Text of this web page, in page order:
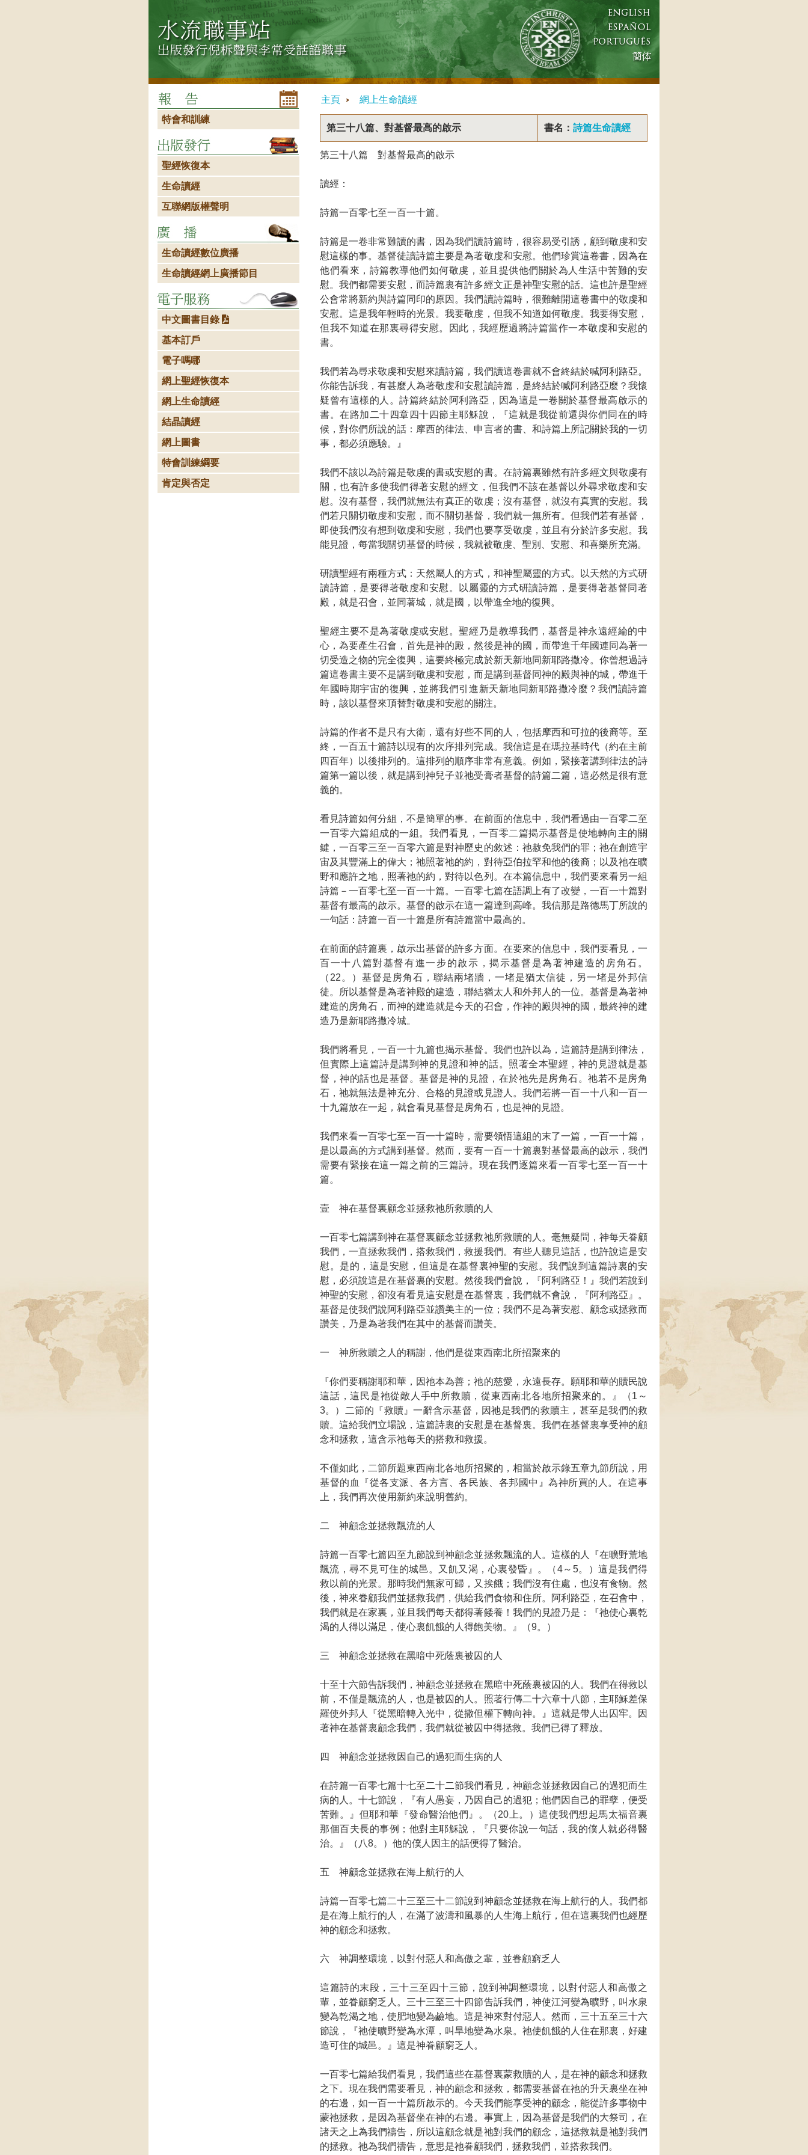
主頁 網上生命讀經
第三十八篇、對基督最高的啟示 書名： 詩篇生命讀經
第三十八篇 對基督最高的啟示
讀經：
詩篇一百零七至一百一十篇。
詩篇是一卷非常難讀的書，因為我們讀詩篇時，很容易受引誘，顧到敬虔和安
慰這樣的事。基督徒讀詩篇主要是為著敬虔和安慰。他們珍賞這卷書，因為在
他們看來，詩篇教導他們如何敬虔，並且提供他們關於為人生活中苦難的安
慰。我們都需要安慰，而詩篇裏有許多經文正是神聖安慰的話。這也許是聖經
公會常將新約與詩篇同印的原因。我們讀詩篇時，很難離開這卷書中的敬虔和
安慰。這是我年輕時的光景。我要敬虔，但我不知道如何敬虔。我要得安慰，
但我不知道在那裏尋得安慰。因此，我經歷過將詩篇當作一本敬虔和安慰的
書。
我們若為尋求敬虔和安慰來讀詩篇，我們讀這卷書就不會終結於喊阿利路亞。
你能告訴我，有甚麼人為著敬虔和安慰讀詩篇，是終結於喊阿利路亞麼？我懷
疑曾有這樣的人。詩篇終結於阿利路亞，因為這是一卷關於基督最高啟示的
書。在路加二十四章四十四節主耶穌說，『這就是我從前還與你們同在的時
候，對你們所說的話：摩西的律法、申言者的書、和詩篇上所記關於我的一切
事，都必須應驗。』
我們不該以為詩篇是敬虔的書或安慰的書。在詩篇裏雖然有許多經文與敬虔有
關，也有許多使我們得著安慰的經文，但我們不該在基督以外尋求敬虔和安
慰。沒有基督，我們就無法有真正的敬虔；沒有基督，就沒有真實的安慰。我
們若只關切敬虔和安慰，而不關切基督，我們就一無所有。但我們若有基督，
即使我們沒有想到敬虔和安慰，我們也要享受敬虔，並且有分於許多安慰。我
能見證，每當我關切基督的時候，我就被敬虔、聖別、安慰、和喜樂所充滿。
研讀聖經有兩種方式：天然屬人的方式，和神聖屬靈的方式。以天然的方式研
讀詩篇，是要得著敬虔和安慰。以屬靈的方式研讀詩篇，是要得著基督同著
殿，就是召會，並同著城，就是國，以帶進全地的復興。
聖經主要不是為著敬虔或安慰。聖經乃是教導我們，基督是神永遠經綸的中
心，為要產生召會，首先是神的殿，然後是神的國，而帶進千年國連同為著一
切受造之物的完全復興，這要終極完成於新天新地同新耶路撒冷。你曾想過詩
篇這卷書主要不是講到敬虔和安慰，而是講到基督同神的殿與神的城，帶進千
年國時期宇宙的復興，並將我們引進新天新地同新耶路撒冷麼？我們讀詩篇
時，該以基督來頂替對敬虔和安慰的關注。
詩篇的作者不是只有大衛，還有好些不同的人，包括摩西和可拉的後裔等。至
終，一百五十篇詩以現有的次序排列完成。我信這是在瑪拉基時代（約在主前
四百年）以後排列的。這排列的順序非常有意義。例如，緊接著講到律法的詩
篇第一篇以後，就是講到神兒子並祂受膏者基督的詩篇二篇，這必然是很有意
義的。
看見詩篇如何分組，不是簡單的事。在前面的信息中，我們看過由一百零二至
一百零六篇組成的一組。我們看見，一百零二篇揭示基督是使地轉向主的關
鍵，一百零三至一百零六篇是對神歷史的敘述：祂赦免我們的罪；祂在創造宇
宙及其豐滿上的偉大；祂照著祂的約，對待亞伯拉罕和他的後裔；以及祂在曠
野和應許之地，照著祂的約，對待以色列。在本篇信息中，我們要來看另一組
詩篇－一百零七至一百一十篇。一百零七篇在語調上有了改變，一百一十篇對
基督有最高的啟示。基督的啟示在這一篇達到高峰。我信那是路德馬丁所說的
一句話：詩篇一百一十篇是所有詩篇當中最高的。
在前面的詩篇裏，啟示出基督的許多方面。在要來的信息中，我們要看見，一
百一十八篇對基督有進一步的啟示，揭示基督是為著神建造的房角石。
（22。）基督是房角石，聯結兩堵牆，一堵是猶太信徒，另一堵是外邦信
徒。所以基督是為著神殿的建造，聯結猶太人和外邦人的一位。基督是為著神
建造的房角石，而神的建造就是今天的召會，作神的殿與神的國，最終神的建
造乃是新耶路撒冷城。
我們將看見，一百一十九篇也揭示基督。我們也許以為，這篇詩是講到律法，
但實際上這篇詩是講到神的見證和神的話。照著全本聖經，神的見證就是基
督，神的話也是基督。基督是神的見證，在於祂先是房角石。祂若不是房角
石，祂就無法是神充分、合格的見證或見證人。我們若將一百一十八和一百一
十九篇放在一起，就會看見基督是房角石，也是神的見證。
我們來看一百零七至一百一十篇時，需要領悟這組的末了一篇，一百一十篇，
是以最高的方式講到基督。然而，要有一百一十篇裏對基督最高的啟示，我們
需要有緊接在這一篇之前的三篇詩。現在我們逐篇來看一百零七至一百一十
篇。
壹 神在基督裏顧念並拯救祂所救贖的人
一百零七篇講到神在基督裏顧念並拯救祂所救贖的人。毫無疑問，神每天眷顧
我們，一直拯救我們，搭救我們，救援我們。有些人聽見這話，也許說這是安
慰。是的，這是安慰，但這是在基督裏神聖的安慰。我們說到這篇詩裏的安
慰，必須說這是在基督裏的安慰。然後我們會說，『阿利路亞！』我們若說到
神聖的安慰，卻沒有看見這安慰是在基督裏，我們就不會說，『阿利路亞』。
基督是使我們說阿利路亞並讚美主的一位；我們不是為著安慰、顧念或拯救而
讚美，乃是為著我們在其中的基督而讚美。
一 神所救贖之人的稱謝，他們是從東西南北所招聚來的
『你們要稱謝耶和華，因祂本為善；祂的慈愛，永遠長存。願耶和華的贖民說
這話，這民是祂從敵人手中所救贖，從東西南北各地所招聚來的。』（1～
3。）二節的『救贖』一辭含示基督，因祂是我們的救贖主，甚至是我們的救
贖。這給我們立場說，這篇詩裏的安慰是在基督裏。我們在基督裏享受神的顧
念和拯救，這含示祂每天的搭救和救援。
不僅如此，二節所題東西南北各地所招聚的，相當於啟示錄五章九節所說，用
基督的血『從各支派、各方言、各民族、各邦國中』為神所買的人。在這事
上，我們再次使用新約來說明舊約。
二 神顧念並拯救飄流的人
詩篇一百零七篇四至九節說到神顧念並拯救飄流的人。這樣的人『在曠野荒地
飄流，尋不見可住的城邑。又飢又渴，心裏發昏』。（4～5。）這是我們得
救以前的光景。那時我們無家可歸，又挨餓；我們沒有住處，也沒有食物。然
後，神來眷顧我們並拯救我們，供給我們食物和住所。阿利路亞，在召會中，
我們就是在家裏，並且我們每天都得著餧養！我們的見證乃是：『祂使心裏乾
渴的人得以滿足，使心裏飢餓的人得飽美物。』（9。）
三 神顧念並拯救在黑暗中死蔭裏被囚的人
十至十六節告訴我們，神顧念並拯救在黑暗中死蔭裏被囚的人。我們在得救以
前，不僅是飄流的人，也是被囚的人。照著行傳二十六章十八節，主耶穌差保
羅使外邦人『從黑暗轉入光中，從撒但權下轉向神。』這就是帶人出囚牢。因
著神在基督裏顧念我們，我們就從被囚中得拯救。我們已得了釋放。
四 神顧念並拯救因自己的過犯而生病的人
在詩篇一百零七篇十七至二十二節我們看見，神顧念並拯救因自己的過犯而生
病的人。十七節說，『有人愚妄，乃因自己的過犯；他們因自己的罪孽，便受
苦難。』但耶和華『發命醫治他們』。（20上。）這使我們想起馬太福音裏
那個百夫長的事例；他對主耶穌說，『只要你說一句話，我的僕人就必得醫
治。』（八8。）他的僕人因主的話便得了醫治。
五 神顧念並拯救在海上航行的人
詩篇一百零七篇二十三至三十二節說到神顧念並拯救在海上航行的人。我們都
是在海上航行的人，在滿了波濤和風暴的人生海上航行，但在這裏我們也經歷
神的顧念和拯救。
六 神調整環境，以對付惡人和高傲之輩，並眷顧窮乏人
這篇詩的末段，三十三至四十三節，說到神調整環境，以對付惡人和高傲之
輩，並眷顧窮乏人。三十三至三十四節告訴我們，神使江河變為曠野，叫水泉
變為乾渴之地，使肥地變為鹼地。這是神來對付惡人。然而，三十五至三十六
節說，『祂使曠野變為水潭，叫旱地變為水泉。祂使飢餓的人住在那裏，好建
造可住的城邑。』這是神眷顧窮乏人。
一百零七篇給我們看見，我們這些在基督裏蒙救贖的人，是在神的顧念和拯救
之下。現在我們需要看見，神的顧念和拯救，都需要基督在祂的升天裏坐在神
的右邊，如一百一十篇所啟示的。今天我們能享受神的顧念，能從許多事物中
蒙祂拯救，是因為基督坐在神的右邊。事實上，因為基督是我們的大祭司，在
諸天之上為我們禱告，所以這顧念就是祂對我們的顧念，這拯救就是祂對我們
的拯救。祂為我們禱告，意思是祂眷顧我們，拯救我們，並搭救我們。
特會和訓練
聖經恢復本
生命讀經
互聯網版權聲明
生命讀經數位廣播
生命讀經網上廣播節目
中文圖書目錄
基本訂戶
電子嗎哪
網上聖經恢復本
網上生命讀經
結晶讀經
網上圖書
特會訓練綱要
肯定與否定